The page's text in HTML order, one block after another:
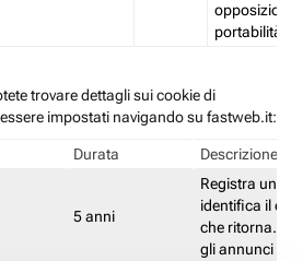
opposizione
portabilità
trovare dettagli sui cookie di
impostati navigando su fastweb.it:
Durata Descrizione
5 anni
Registra un ID
identifica il
che ritorna.
gli annunci